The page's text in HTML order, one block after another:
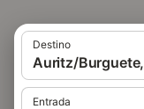
Destino
Auritz/
Entrada